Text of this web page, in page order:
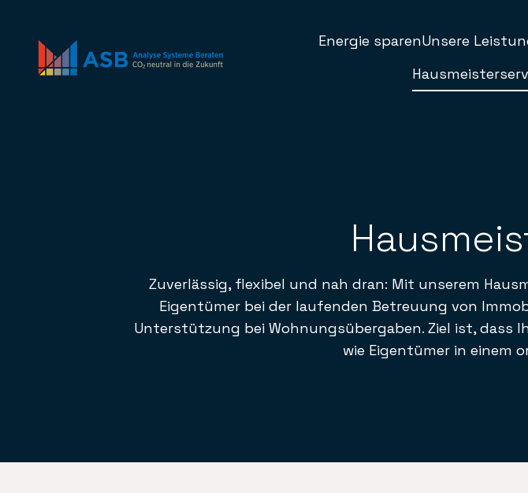
Energie sparenUnsere
Zuverlässig, flexibel und nah dran: Mit unserem
Eigentümer bei der laufenden Betreuung von
Unterstützung bei Wohnungsübergaben. Ziel ist,
wie Eigentümer in einem